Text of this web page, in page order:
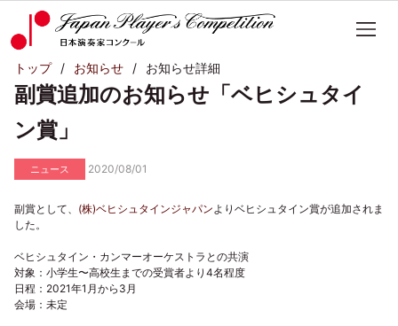
トップ お知らせ お知らせ詳細
副賞追加のお知らせ「ベヒシュタイ
ン賞」
ニュース 2020/08/01
副賞として、 (株)ベヒシュタインジャパンよりベヒシュタイン賞が追加されま
した。
ベヒシュタイン・カンマーオーケストラとの共演
対象：小学生〜高校生までの受賞者より4名程度
日程：2021年1月から3月
会場：未定